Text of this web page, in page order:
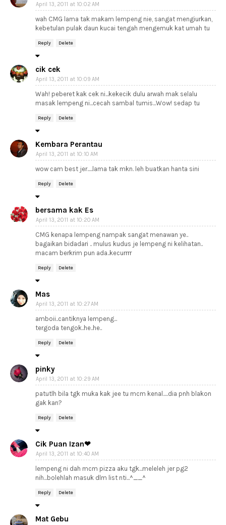
April 13, 2011 at 10:02 AM
wah CMG lama tak makam lempeng nie, sangat mengiurkan,
kebetulan pulak daun kucai tengah mengemuk kat umah tu
Reply Delete
cik cek
April 13, 2011 at 10:09 AM
Wah! peberet kak cek ni...kekecik dulu arwah mak selalu
masak lempeng ni...cecah sambal tumis...Wow! sedap tu
Reply Delete
Kembara Perantau
April 13, 2011 at 10:10 AM
wow cam best jer.....lama tak mkn. leh buatkan hanta sini
Reply Delete
bersama kak Es
April 13, 2011 at 10:20 AM
CMG kenapa lempeng nampak sangat menawan ye..
bagaikan bidadari .. mulus kudus je lempeng ni kelihatan..
macam berkrim pun ada..kecurrrr
Reply Delete
Mas
April 13, 2011 at 10:27 AM
amboii..cantiknya lempeng...
tergoda tengok..he..he..
Reply Delete
pinky
April 13, 2011 at 10:29 AM
patutlh bila tgk muka kak jee tu mcm kenal.....dia pnh blakon
gak kan?
Reply Delete
Cik Puan Izan❤
April 13, 2011 at 10:40 AM
lempeng ni dah mcm pizza aku tgk...meleleh jer pg2
nih...bolehlah masuk dlm list nti...^__^
Reply Delete
Mat Gebu